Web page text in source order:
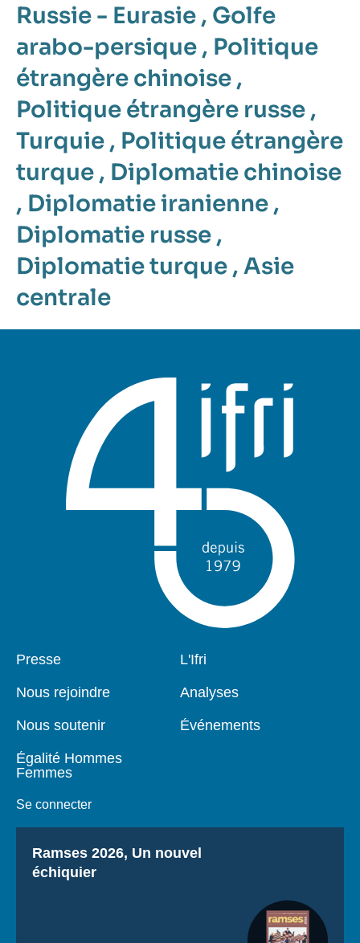
Russie - Eurasie , Golfe
arabo-persique , Politique
étrangère chinoise ,
Politique étrangère russe ,
Turquie , Politique étrangère
turque , Diplomatie chinoise
, Diplomatie iranienne ,
Diplomatie russe ,
Diplomatie turque , Asie
centrale
Pied
Presse
Nous rejoindre
Nous soutenir
Égalité Hommes
Femmes
Se connecter
Navigation
L'Ifri
Analyses
Événements
Titre
Ramses 2026, Un nouvel
échiquier